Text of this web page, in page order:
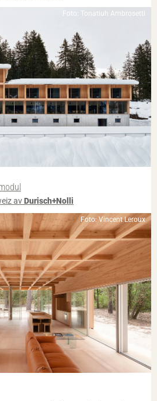
Foto: Tonatiuh Ambrosetti
avDurisch+Nolli
Foto: Vincent Leroux